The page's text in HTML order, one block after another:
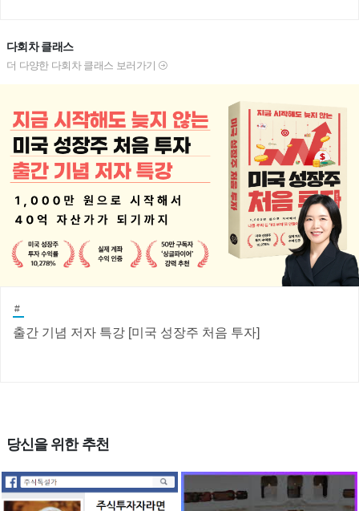
다회차 클래스
더 다양한 다회차 클래스 보러가기
#
출간 기념 저자 특강 [미국 성장주 처음 투자]
당신을 위한 추천